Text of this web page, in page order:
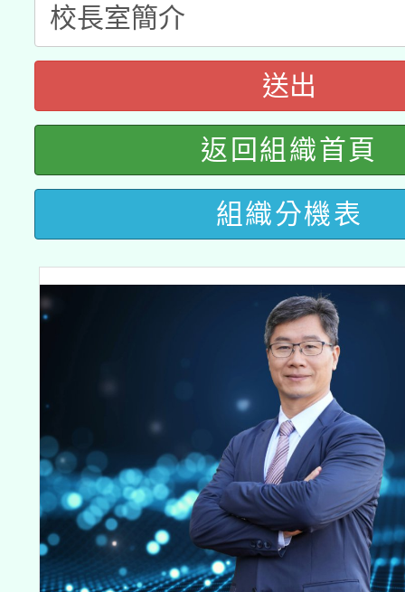
礎課程
A3數位素養講師名單
「數位內容與教學軟體
pilot」
有關大陸委員會函釋公
薪期間赴陸應申請許可
轉知經濟部水利署委託
業技術研究院辦理「
用水績優單位及節水達
115年8月22日(星期六
開 智慧啟航」
2026年桃園地景藝術
送出
返回組織首頁
組織分機表